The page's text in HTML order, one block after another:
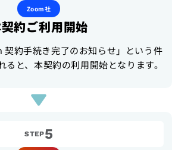
Zoom社
約ご利用開始
約手続き完了のお知らせ」という件
ると、本契約の利用開始となります。
STEP5